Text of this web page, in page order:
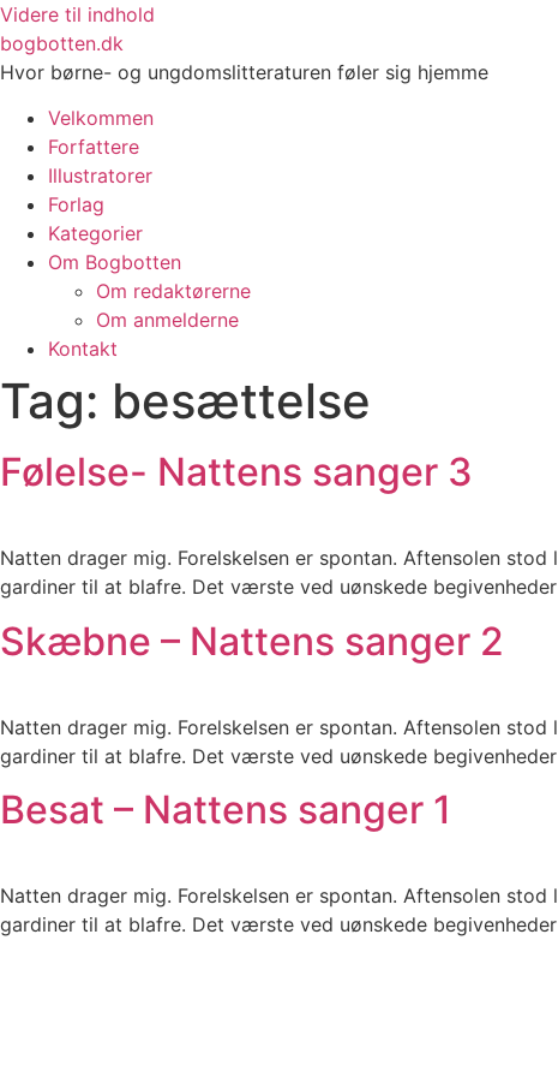
Videre til indhold
bogbotten.dk
Hvor børne- og ungdomslitteraturen føler sig hjemme
Velkommen
Forfattere
Illustratorer
Forlag
Kategorier
Om Bogbotten
Om redaktørerne
Om anmelderne
Kontakt
Tag: besættelse
Følelse- Nattens sanger 3
Natten drager mig. Forelskelsen er spontan. Aftensolen
gardiner til at blafre. Det værste ved uønskede
Skæbne – Nattens sanger 2
Natten drager mig. Forelskelsen er spontan. Aftensolen
gardiner til at blafre. Det værste ved uønskede
Besat – Nattens sanger 1
Natten drager mig. Forelskelsen er spontan. Aftensolen
gardiner til at blafre. Det værste ved uønskede